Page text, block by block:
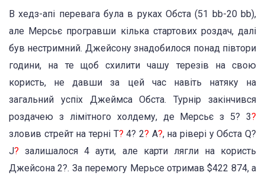
В хедз-апі перевага була в руках Обста (51 bb-20 bb),
але Мерсьє програвши кілька стартових роздач, далі
був нестримний. Джейсону знадобилося понад півтори
години, на те щоб схилити чашу терезів на свою
користь, не давши за цей час навіть натяку на
загальний успіх Джеймса Обста. Турнір закінчився
роздачею з лімітного холдему, де Мерсьє з 5? 3?
зловив стрейт на терні T? 4? 2? A?, на рівері у Обста Q?
J? залишалося 4 аути, але карти лягли на користь
Джейсона 2?. За перемогу Мерьсе отримав $422 874, а